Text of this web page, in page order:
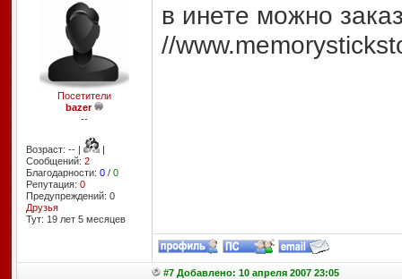
Посетители
bazer
--
Возраст: -- |
|
Сообщений: 2
Благодарности: 0/ 0
Репутация: 0
Предупреждений: 0
Друзья
Тут: 19 лет 5 месяцев
в инете можно
//
#7 Добавлено: 10 апреля 2007 23:05